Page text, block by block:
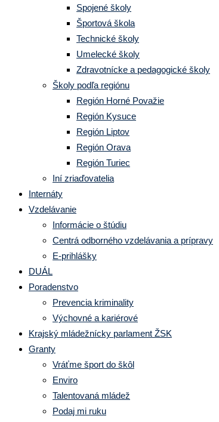
Spojené školy
Športová škola
Technické školy
Umelecké školy
Zdravotnícke a pedagogické školy
Školy podľa regiónu
Región Horné Považie
Región Kysuce
Región Liptov
Región Orava
Región Turiec
Iní zriaďovatelia
Internáty
Vzdelávanie
Informácie o štúdiu
Centrá odborného vzdelávania a prípravy
E-prihlášky
DUÁL
Poradenstvo
Prevencia kriminality
Výchovné a kariérové
Krajský mládežnícky parlament ŽSK
Granty
Vráťme šport do škôl
Enviro
Talentovaná mládež
Podaj mi ruku